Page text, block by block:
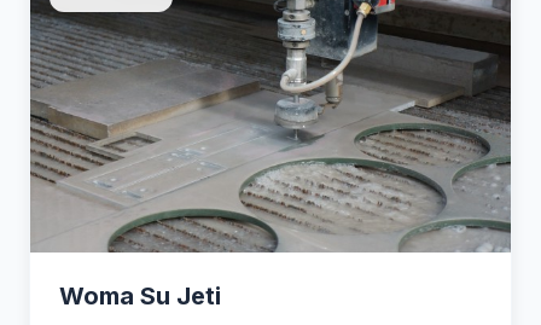
Woma Su Jeti